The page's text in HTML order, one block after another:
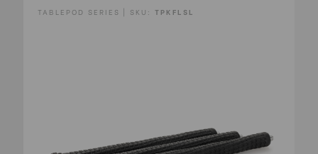
TABLEPOD SERIES | SKU: TPKFLSL